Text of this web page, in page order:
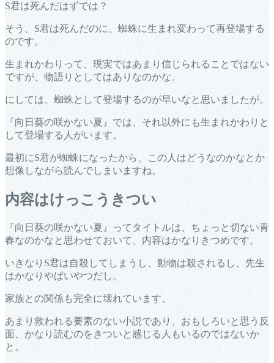
S君は死んだはずでは？
そう、S君は死んだのに、蜘蛛に生まれ変わって再登場する
のです。
生まれかわりって、現実ではあまり信じられることではない
ですが、物語りとしてはありなのかな。
にしては、蜘蛛として登場するのが早いなと思いましたが。
『向日葵の咲かない夏』では、それ以外にも生まれかわりと
して登場する人がいます。
最初にS君が蜘蛛になったから、この人はどうなのかなとか
想像しながら読んでしまいますね。
内容はけっこうきつい
『向日葵の咲かない夏』ってタイトルは、ちょっと切ない青
春なのかなと思わせておいて、内容はかなりきつめです。
いきなりS君は自殺してしまうし、動物は殺されるし、先生
はかなりやばいやつだし。
家族との関係も完全に壊れています。
あまり救われる要素のない小説であり、おもしろいと思う反
面、かなり読むのをきついと感じる人もいるのではないか
と。